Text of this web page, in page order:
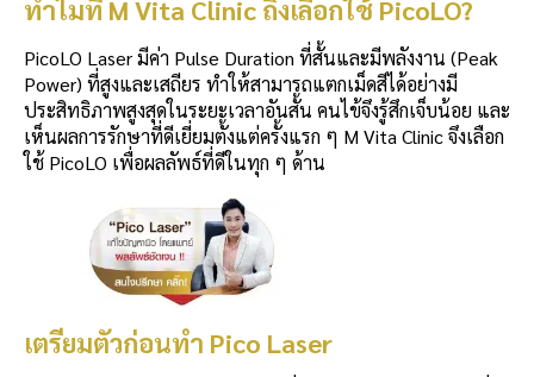
ทำไมที่ M Vita Clinic ถึงเลือกใช้ PicoLO?
PicoLO Laser มีค่า Pulse Duration ที่สั้นและมีพลังงาน (Peak
Power) ที่สูงและเสถียร ทำให้สามารถแตกเม็ดสีได้อย่างมี
ประสิทธิภาพสูงสุดในระยะเวลาอันสั้น คนไข้จึงรู้สึกเจ็บน้อย และ
เห็นผลการรักษาที่ดีเยี่ยมตั้งแต่ครั้งแรก ๆ M Vita Clinic จึงเลือก
ใช้ PicoLO เพื่อผลลัพธ์ที่ดีในทุก ๆ ด้าน
เตรียมตัวก่อนทำ Pico Laser